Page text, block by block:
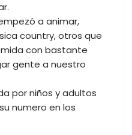
a animar,
country, otros que
con bastante
gente a nuestro
por niños y adultos
numero en los